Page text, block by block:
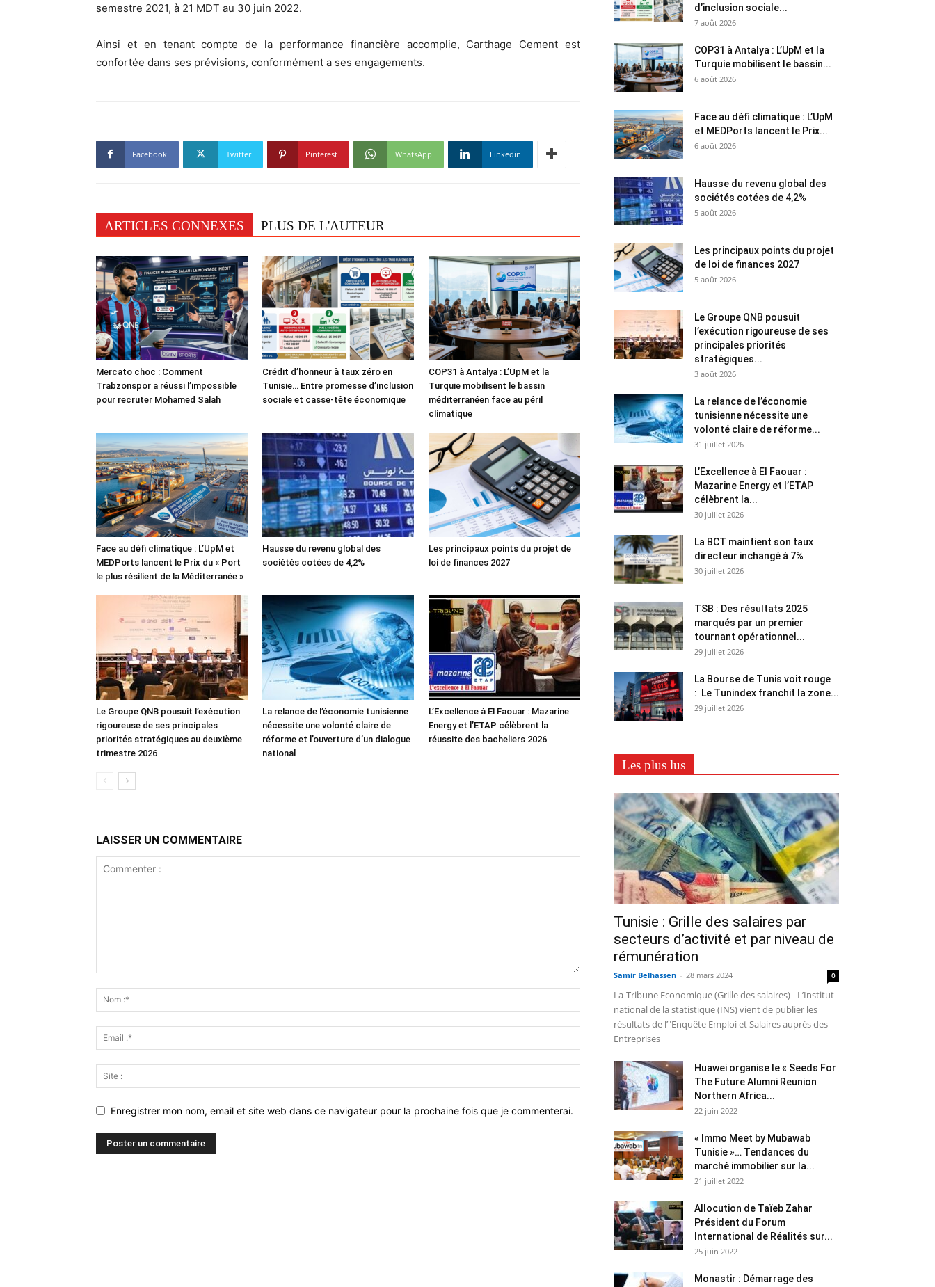
semestre 2021, à 21 MDT au 30 juin 2022.
Ainsi et en tenant compte de la performance financière accomplie, Carthage Cement est
confortée dans ses prévisions, conformément a ses engagements.
Facebook Twitter Pinterest WhatsApp Linkedin
ARTICLES CONNEXES PLUS DE L'AUTEUR
Mercato choc : Comment
Trabzonspor a réussi l’impossible
pour recruter Mohamed Salah
Crédit d’honneur à taux zéro en
Tunisie… Entre promesse d’inclusion
sociale et casse-tête économique
COP31 à Antalya : L’UpM et la
Turquie mobilisent le bassin
méditerranéen face au péril
climatique
Face au défi climatique : L’UpM et
MEDPorts lancent le Prix du « Port
le plus résilient de la Méditerranée »
Hausse du revenu global des
sociétés cotées de 4,2%
Les principaux points du projet de
loi de finances 2027
Le Groupe QNB pousuit l’exécution
rigoureuse de ses principales
priorités stratégiques au deuxième
trimestre 2026
La relance de l’économie tunisienne
nécessite une volonté claire de
réforme et l’ouverture d’un dialogue
national
L’Excellence à El Faouar : Mazarine
Energy et l’ETAP célèbrent la
réussite des bacheliers 2026
LAISSER UN COMMENTAIRE
Enregistrer mon nom, email et site web dans ce navigateur pour la prochaine fois que je commenterai.
d’inclusion sociale...
7 août 2026
COP31 à Antalya : L’UpM et la
Turquie mobilisent le bassin...
6 août 2026
Face au défi climatique : L’UpM
et MEDPorts lancent le Prix...
6 août 2026
Hausse du revenu global des
sociétés cotées de 4,2%
5 août 2026
Les principaux points du projet
de loi de finances 2027
5 août 2026
Le Groupe QNB pousuit
l’exécution rigoureuse de ses
principales priorités
stratégiques...
3 août 2026
La relance de l’économie
tunisienne nécessite une
volonté claire de réforme...
31 juillet 2026
L’Excellence à El Faouar :
Mazarine Energy et l’ETAP
célèbrent la...
30 juillet 2026
La BCT maintient son taux
directeur inchangé à 7%
30 juillet 2026
TSB : Des résultats 2025
marqués par un premier
tournant opérationnel...
29 juillet 2026
La Bourse de Tunis voit rouge
: Le Tunindex franchit la zone...
29 juillet 2026
Les plus lus
Tunisie : Grille des salaires par
secteurs d’activité et par niveau de
rémunération
Samir Belhassen - 28 mars 2024 0
La-Tribune Economique (Grille des salaires) - L’Institut
national de la statistique (INS) vient de publier les
résultats de l’"Enquête Emploi et Salaires auprès des
Entreprises
Huawei organise le « Seeds For
The Future Alumni Reunion
Northern Africa...
22 juin 2022
« Immo Meet by Mubawab
Tunisie »… Tendances du
marché immobilier sur la...
21 juillet 2022
Allocution de Taïeb Zahar
Président du Forum
International de Réalités sur...
25 juin 2022
Monastir : Démarrage des